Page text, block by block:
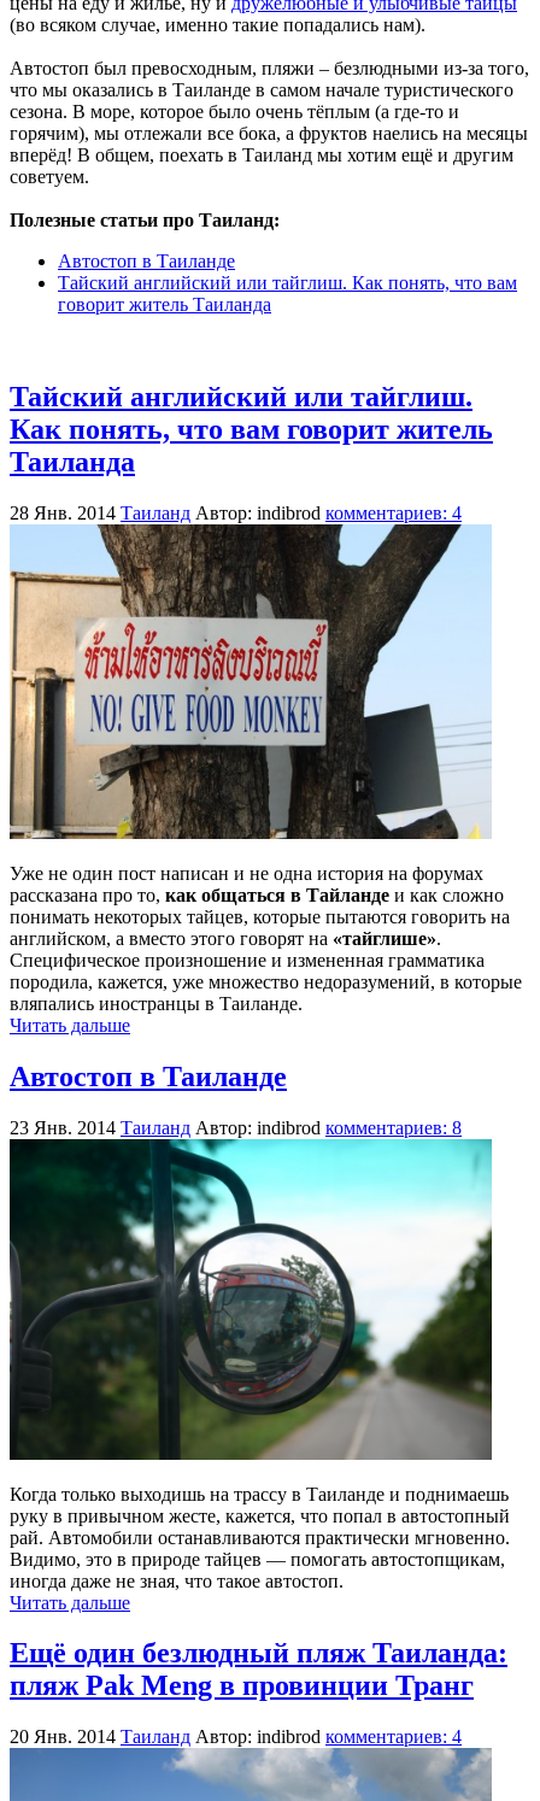
(во всяком случае, именно такие попадались нам).
Автостоп был превосходным, пляжи – безлюдными из-за того,
что мы оказались в Таиланде в самом начале туристического
сезона. В море, которое было очень тёплым (а где-то и
горячим), мы отлежали все бока, а фруктов наелись на месяцы
вперёд! В общем, поехать в Таиланд мы хотим ещё и другим
советуем.
Полезные статьи про Таиланд:
Автостоп в Таиланде
Тайский английский или тайглиш. Как понять, что вам
говорит житель Таиланда
Тайский английский или тайглиш.
Как понять, что вам говорит житель
Таиланда
28 Янв. 2014 Таиланд Автор: indibrod комментариев: 4
Уже не один пост написан и не одна история на форумах
рассказана про то, как общаться в Тайланде и как сложно
понимать некоторых тайцев, которые пытаются говорить на
английском, а вместо этого говорят на «тайглише».
Специфическое произношение и измененная грамматика
породила, кажется, уже множество недоразумений, в которые
вляпались иностранцы в Таиланде.
Читать дальше
Автостоп в Таиланде
23 Янв. 2014 Таиланд Автор: indibrod комментариев: 8
Когда только выходишь на трассу в Таиланде и поднимаешь
руку в привычном жесте, кажется, что попал в автостопный
рай. Автомобили останавливаются практически мгновенно.
Видимо, это в природе тайцев — помогать автостопщикам,
иногда даже не зная, что такое автостоп.
Читать дальше
Ещё один безлюдный пляж Таиланда:
пляж Pak Meng в провинции Транг
20 Янв. 2014 Таиланд Автор: indibrod комментариев: 4